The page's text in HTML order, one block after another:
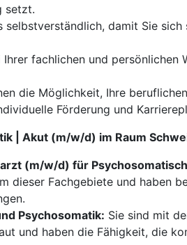
setzt.
damit Sie sich
fachlichen und persönlichen
die Möglichkeit, Ihre
Förderung und
| Akut (m/w/d) im Raum
(m/w/d) für
dieser Fachgebiete und haben
Psychosomatik: Sie sind mit
und haben die Fähigkeit, die